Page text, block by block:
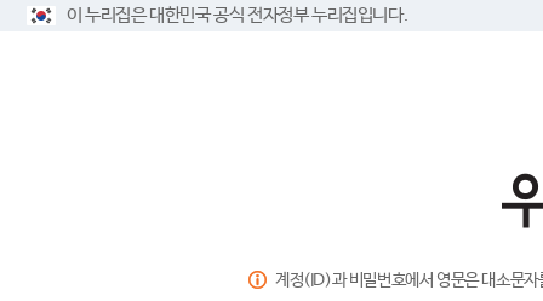
이 누리집은 대한민국 공식 전자정부 누리집입니다.
계정(ID)과 비밀번호에서 영문은 대소문